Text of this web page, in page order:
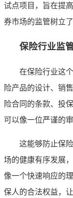
试点项目，旨在提
券市场的监管树立了
保险行业监
在保险行业这
险产品的设计、销
险合同的条款、投
可以像一位严谨的
这能够防止保
场的健康有序发展
像一个快速响应的
保人的合法权益，